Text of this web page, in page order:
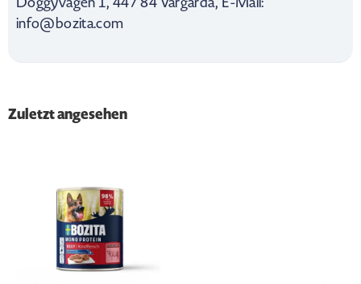
info@bozita.com
Zuletzt angesehen